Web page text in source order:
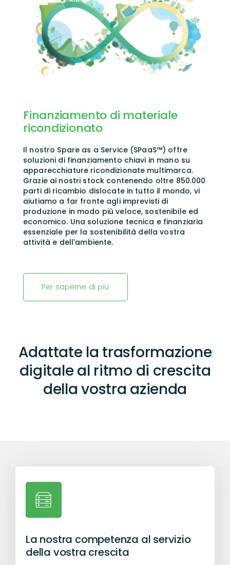
Finanziamento di materiale
ricondizionato
Il nostro Spare as a Service (SPaaS™) offre
soluzioni di finanziamento chiavi in mano su
apparecchiature ricondizionate multimarca.
Grazie ai nostri stock contenendo oltre 850.000
parti di ricambio dislocate in tutto il mondo, vi
aiutiamo a far fronte agli imprevisti di
produzione in modo più veloce, sostenibile ed
economico. Una soluzione tecnica e finanziaria
essenziale per la sostenibilità della vostra
attività e dell'ambiente.
Per saperne di più
Adattate la trasformazione
digitale al ritmo di crescita
della vostra azienda
La nostra competenza al servizio
della vostra crescita